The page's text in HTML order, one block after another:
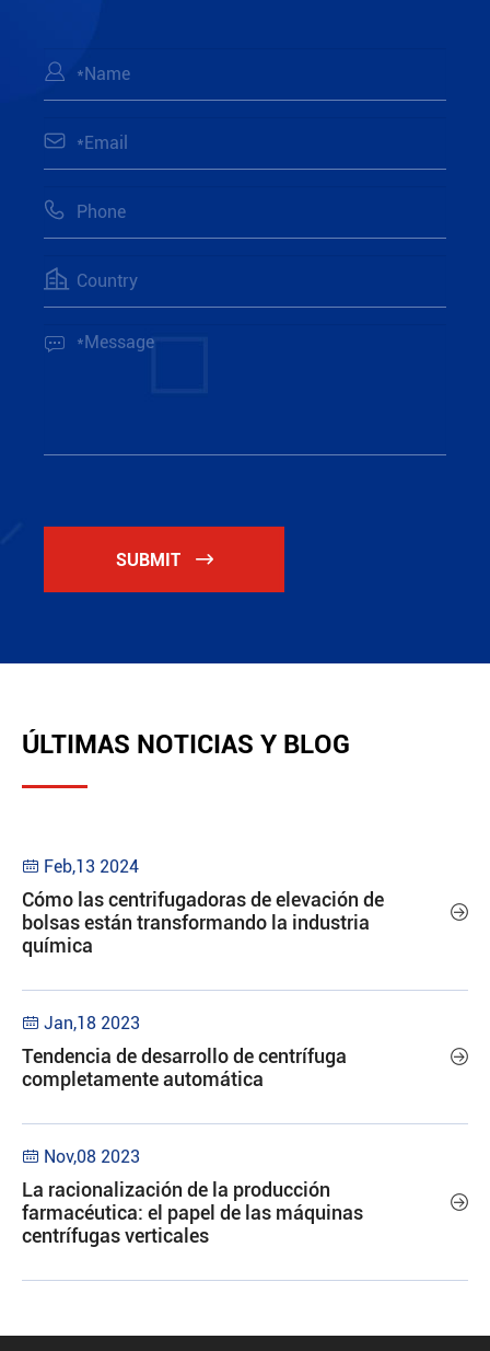





SUBMIT 
ÚLTIMAS NOTICIAS Y BLOG
 Feb,13 2024
Cómo las centrifugadoras de elevación de
bolsas están transformando la industria
química

 Jan,18 2023
Tendencia de desarrollo de centrífuga
completamente automática

 Nov,08 2023
La racionalización de la producción
farmacéutica: el papel de las máquinas
centrífugas verticales
